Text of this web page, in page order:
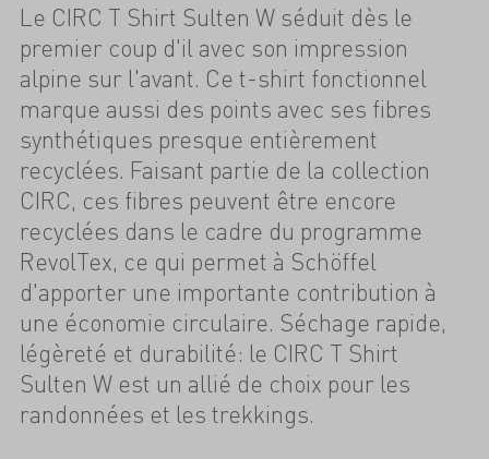
Le CIRC T Shirt Sulten W séduit dès le
premier coup d'il avec son impression
alpine sur l'avant. Ce t-shirt fonctionnel
marque aussi des points avec ses fibres
synthétiques presque entièrement
recyclées. Faisant partie de la collection
CIRC, ces fibres peuvent être encore
recyclées dans le cadre du programme
RevolTex, ce qui permet à Schöffel
d'apporter une importante contribution à
une économie circulaire. Séchage rapide,
légèreté et durabilité: le CIRC T Shirt
Sulten W est un allié de choix pour les
randonnées et les trekkings.